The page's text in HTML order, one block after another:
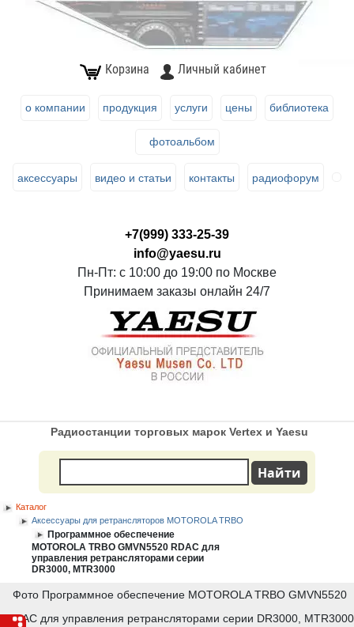
Корзина Личный кабинет
о компании продукция услуги цены библиотека
фотоальбом
аксессуары видео и статьи контакты радиофорум
+7(999) 333-25-39
info@yaesu.ru
Пн-Пт: с 10:00 до 19:00 по Москве
Принимаем заказы онлайн 24/7
Радиостанции торговых марок Vertex и Yaesu
Каталог
Аксессуары для ретрансляторов MOTOROLA TRBO
Программное обеспечение
MOTOROLA TRBO GMVN5520 RDAC для
управления ретрансляторами серии
DR3000, MTR3000
Фото Программное обеспечение MOTOROLA TRBO GMVN5520
RDAC для управления ретрансляторами серии DR3000, MTR3000